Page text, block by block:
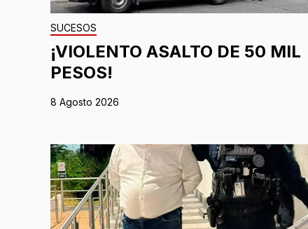
SUCESOS
¡VIOLENTO ASALTO DE 50 MIL
PESOS!
8 Agosto 2026